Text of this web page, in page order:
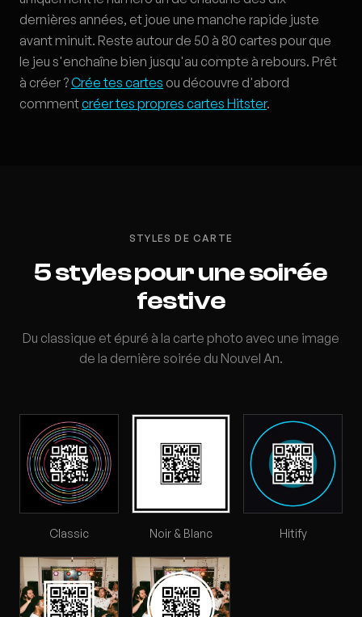
dernières années, et joue une manche rapide juste
avant minuit. Reste autour de 50 à 80 cartes pour que
le jeu s'enchaîne bien jusqu'au compte à rebours. Prêt
à créer ?Crée tes cartes ou découvre d'abord
commentcréer tes propres cartes Hitster.
STYLES DE CARTE
5 styles pour une soirée
festive
Du classique et épuré à la carte photo avec une image
de la dernière soirée du Nouvel An.
Classic Noir & Blanc Hitify